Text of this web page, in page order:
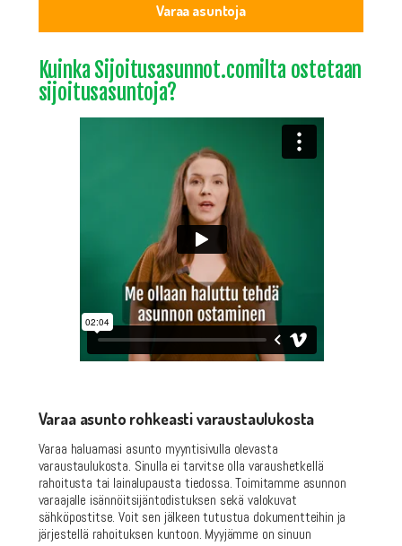
Varaa asuntoja
Kuinka Sijoitusasunnot.comilta ostetaan
sijoitusasuntoja?
Varaa asunto rohkeasti varaustaulukosta
Varaa haluamasi asunto myyntisivulla olevasta
varaustaulukosta. Sinulla ei tarvitse olla varaushetkellä
rahoitusta tai lainalupausta tiedossa. Toimitamme asunnon
varaajalle isännöitsijäntodistuksen sekä valokuvat
sähköpostitse. Voit sen jälkeen tutustua dokumentteihin ja
järjestellä rahoituksen kuntoon. Myyjämme on sinuun